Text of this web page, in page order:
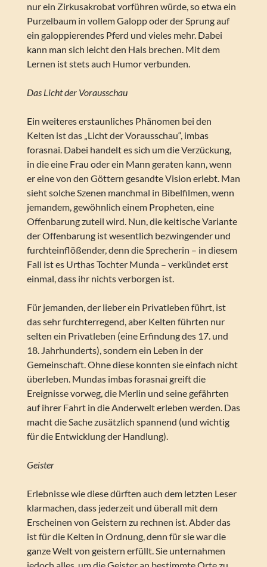
nur ein Zirkusakrobat vorführen würde, so etwa ein
Purzelbaum in vollem Galopp oder der Sprung auf
ein galoppierendes Pferd und vieles mehr. Dabei
kann man sich leicht den Hals brechen. Mit dem
Lernen ist stets auch Humor verbunden.
Das Licht der Vorausschau
Ein weiteres erstaunliches Phänomen bei den
Kelten ist das „Licht der Vorausschau“, imbas
forasnai. Dabei handelt es sich um die Verzückung,
in die eine Frau oder ein Mann geraten kann, wenn
er eine von den Göttern gesandte Vision erlebt. Man
sieht solche Szenen manchmal in Bibelfilmen, wenn
jemandem, gewöhnlich einem Propheten, eine
Offenbarung zuteil wird. Nun, die keltische Variante
der Offenbarung ist wesentlich bezwingender und
furchteinflößender, denn die Sprecherin – in diesem
Fall ist es Urthas Tochter Munda – verkündet erst
einmal, dass ihr nichts verborgen ist.
Für jemanden, der lieber ein Privatleben führt, ist
das sehr furchterregend, aber Kelten führten nur
selten ein Privatleben (eine Erfindung des 17. und
18. Jahrhunderts), sondern ein Leben in der
Gemeinschaft. Ohne diese konnten sie einfach nicht
überleben. Mundas imbas forasnai greift die
Ereignisse vorweg, die Merlin und seine gefährten
auf ihrer Fahrt in die Anderwelt erleben werden. Das
macht die Sache zusätzlich spannend (und wichtig
für die Entwicklung der Handlung).
Geister
Erlebnisse wie diese dürften auch dem letzten Leser
klarmachen, dass jederzeit und überall mit dem
Erscheinen von Geistern zu rechnen ist. Abder das
ist für die Kelten in Ordnung, denn für sie war die
ganze Welt von geistern erfüllt. Sie unternahmen